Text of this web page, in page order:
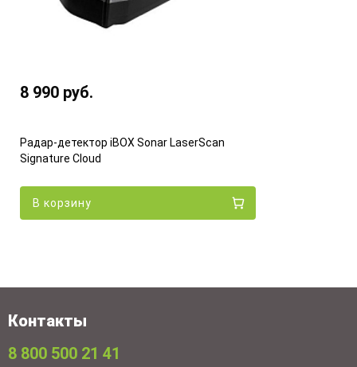
8 990 руб.
Радар-детектор iBOX Sonar LaserScan
Signature Cloud
В корзину
Контакты
8 800 500 21 41